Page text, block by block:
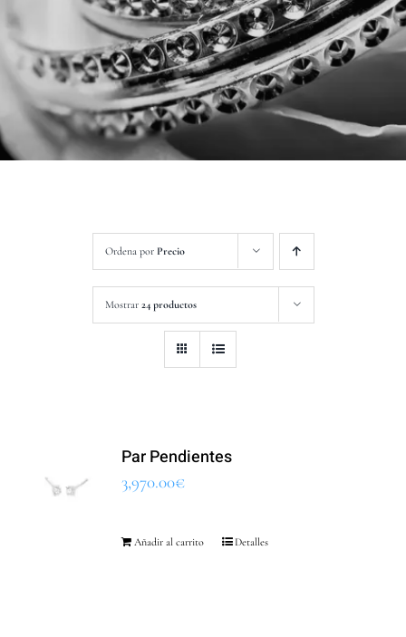
Ordena por Precio
Mostrar 24 productos
Par Pendientes
3,970.00€
Añadir al carrito Detalles